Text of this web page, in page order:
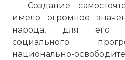
Создание
имело огромное
народа, для его
социального
национально-